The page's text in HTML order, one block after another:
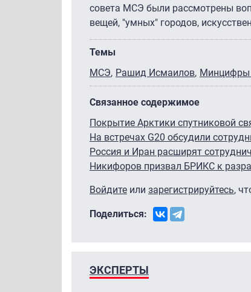
совета МСЭ были рассмотрены
вещей, "умных" городов,
Темы
МСЭ Рашид Исмаилов
Связанное содержимое
Покрытие Арктики спутниковой
На встречах G20 обсудили
Россия и Иран расширят
Никифоров призвал БРИКС к
Войдите или зарегистрируйтесь,
Поделиться:
ЭКСПЕРТЫ